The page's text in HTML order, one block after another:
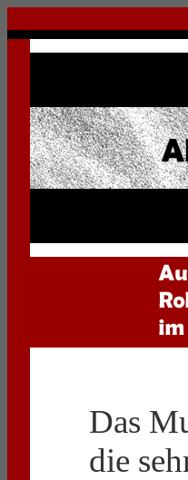
Das
die